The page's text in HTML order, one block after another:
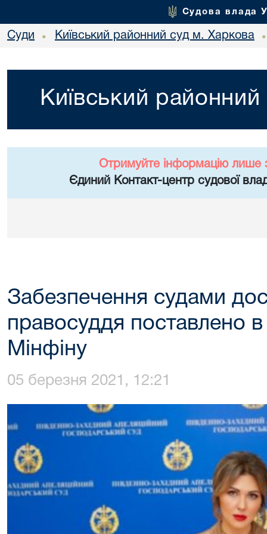
Судова влада
Суди • Київський районний суд м. Харкова •
Київський
Отримуйте інформацію лише
Єдиний Контакт-центр судової
Забезпечення судами
правосуддя поставлено в
Мінфіну
05 березня 2021, 12:21